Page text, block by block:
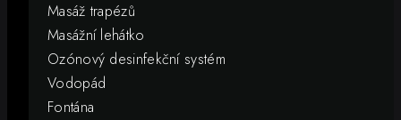
Masáž trapézů
Masážní lehátko
Ozónový desinfekční systém
Vodopád
Fontána